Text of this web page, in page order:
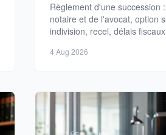
Règlement d'une succession
notaire et de l'avocat, option
indivision, recel, délais
4 Aug 2026